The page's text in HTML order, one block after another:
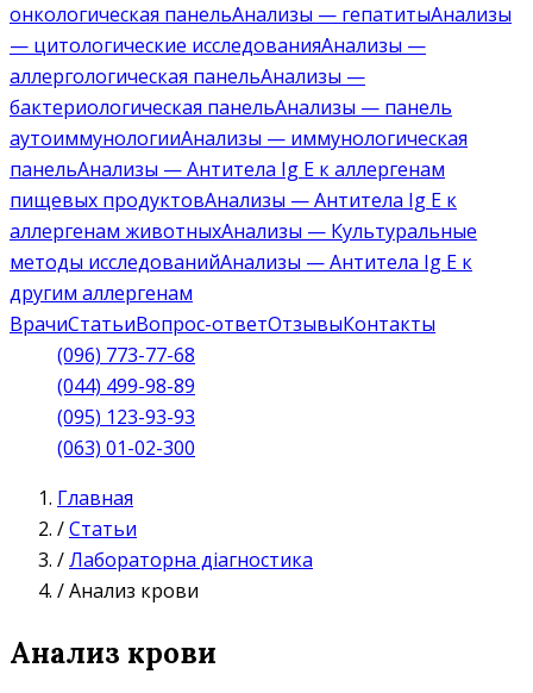
онкологическая панельАнализы — гепатитыАнализы
— цитологические исследованияАнализы —
аллергологическая панельАнализы —
бактериологическая панельАнализы — панель
аутоиммунологииАнализы — иммунологическая
панельАнализы — Антитела Ig E к аллергенам
пищевых продуктовАнализы — Антитела Ig E к
аллергенам животныхАнализы — Культуральные
методы исследованийАнализы — Антитела Ig E к
другим аллергенам
ВрачиСтатьиВопрос-ответОтзывыКонтакты
(096) 773-77-68
(044) 499-98-89
(095) 123-93-93
(063) 01-02-300
Главная
/Статьи
/Лабораторна діагностика
/Анализ крови
Анализ крови